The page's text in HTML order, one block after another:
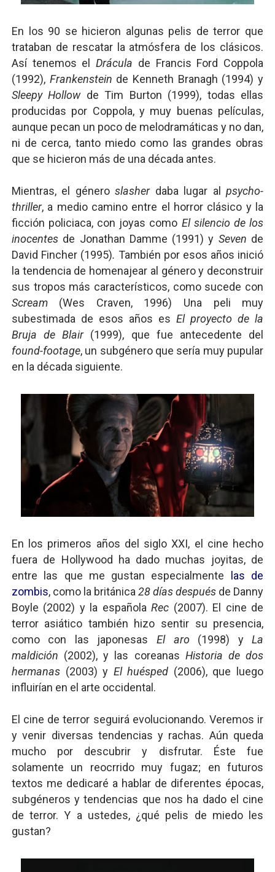
En los 90 se hicieron algunas pelis de terror que
trataban de rescatar la atmósfera de los clásicos.
Así tenemos elDrácula de Francis Ford Coppola
(1992), Frankenstein de Kenneth Branagh (1994) y
Sleepy Hollow de Tim Burton (1999), todas ellas
producidas por Coppola, y muy buenas películas,
aunque pecan un poco de melodramáticas y no dan,
ni de cerca, tanto miedo como las grandes obras
que se hicieron más de una década antes.
Mientras, el géneroslasher daba lugar alpsycho-
thriller, a medio camino entre el horror clásico y la
ficción policiaca, con joyas como El silencio de los
inocentes de Jonathan Damme (1991) y Seven de
David Fincher (1995). También por esos años inició
la tendencia de homenajear al género y deconstruir
sus tropos más característicos, como sucede con
Scream (Wes Craven, 1996) Una peli muy
subestimada de esos años esEl proyecto de la
Bruja de Blair (1999), que fue antecedente del
found-footage, un subgénero que sería muy pupular
en la década siguiente.
En los primeros años del siglo XXI, el cine hecho
fuera de Hollywood ha dado muchas joyitas, de
entre las que me gustan especialmente
las de
zombis, como la británica 28 días después de Danny
Boyle (2002) y la españolaRec (2007). El cine de
terror asiático también hizo sentir su presencia,
como con las japonesas El aro (1998) yLa
maldición (2002), y las coreanas Historia de dos
hermanas(2003) y El huésped (2006), que luego
influirían en el arte occidental.
El cine de terror seguirá evolucionando. Veremos ir
y venir diversas tendencias y rachas. Aún queda
mucho por descubrir y disfrutar. Éste fue
solamente un reocrrido muy fugaz; en futuros
textos me dedicaré a hablar de diferentes épocas,
subgéneros y tendencias que nos ha dado el cine
de terror. Y a ustedes, ¿qué pelis de miedo les
gustan?